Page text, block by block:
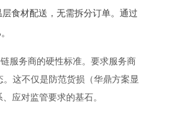
食材配送，无需拆分订单。通过
。
服务商的硬性标准。要求服务商
这不仅是防范货损（华鼎方案显
应对监管要求的基石。